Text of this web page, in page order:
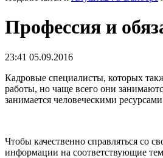
Профессия и
23:41 05.09.2016
Кадровые специалисты, которых
работы, но чаще всего они
занимается человеческими
Чтобы качественно справляться со
информации на соответствующие